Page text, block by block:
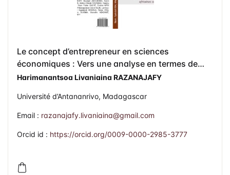
Le concept d’entrepreneur en sciences
économiques : Vers une analyse en termes de
convergence et de divergence de théories et
Harimanantsoa Livaniaina RAZANAJAFY
Université d’Antananrivo, Madagascar
Email : razanajafy.livaniaina@gmail.com
Orcid id : https://orcid.org/0009-0000-2985-3777